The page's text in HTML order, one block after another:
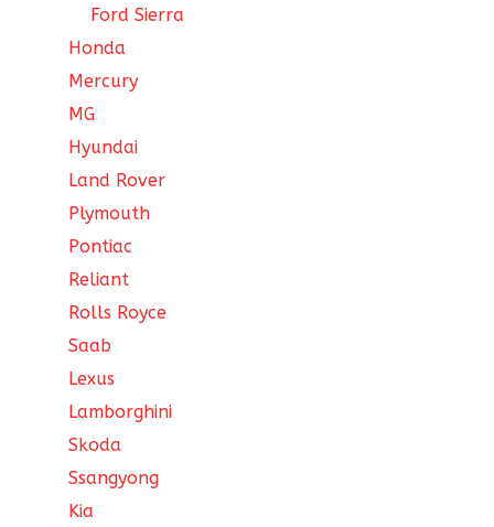
Ford Sierra
Honda
Mercury
MG
Hyundai
Land Rover
Plymouth
Pontiac
Reliant
Rolls Royce
Saab
Lexus
Lamborghini
Skoda
Ssangyong
Kia